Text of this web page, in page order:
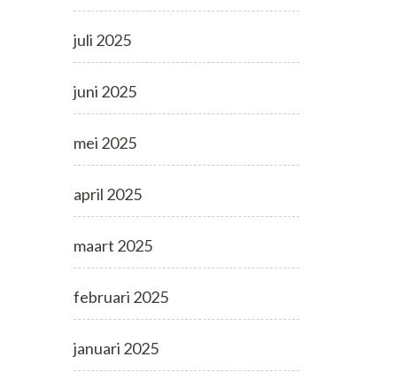
juli 2025
juni 2025
mei 2025
april 2025
maart 2025
februari 2025
januari 2025